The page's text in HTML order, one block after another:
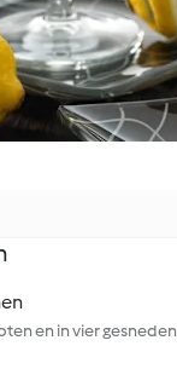
en in vier gesneden